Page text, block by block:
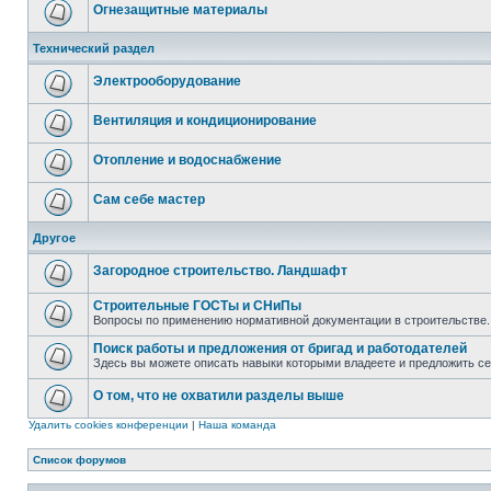
Огнезащитные материалы
Технический раздел
Электрооборудование
Вентиляция и кондиционирование
Отопление и водоснабжение
Сам себе мастер
Другое
Загородное строительство. Ландшафт
Строительные ГОСТы и СНиПы
Вопросы по применению нормативной документации в строительстве.
Поиск работы и предложения от бригад и работодателей
Здесь вы можете описать навыки которыми владеете и предложить
О том, что не охватили разделы выше
Удалить cookies конференции | Наша команда
Список форумов